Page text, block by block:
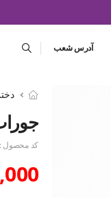
آدرس شعب
کد محصول :